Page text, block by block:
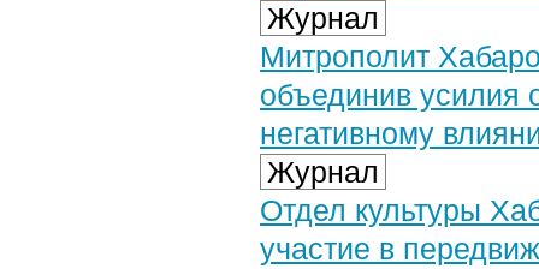
Журнал
Митрополит
объединив усилия
негативному
Журнал
Отдел культуры
участие в